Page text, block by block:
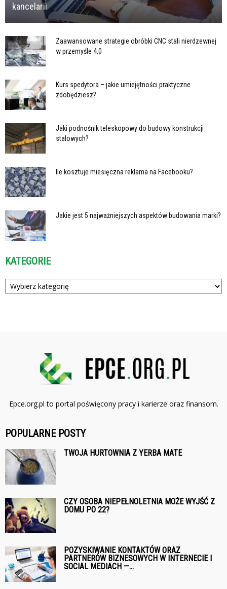
kancelarii
Zaawansowane strategie obróbki CNC stali nierdzewnej
w przemyśle 4.0
Kurs spedytora – jakie umiejętności praktyczne
zdobędziesz?
Jaki podnośnik teleskopowy do budowy konstrukcji
stalowych?
Ile kosztuje miesięczna reklama na Facebooku?
Jakie jest 5 najważniejszych aspektów budowania marki?
KATEGORIE
Kategorie
Epce.org.pl to portal poświęcony pracy i karierze oraz finansom.
POPULARNE POSTY
TWOJA HURTOWNIA Z YERBA MATE
CZY OSOBA NIEPEŁNOLETNIA MOŻE WYJŚĆ Z
DOMU PO 22?
POZYSKIWANIE KONTAKTÓW ORAZ
PARTNERÓW BIZNESOWYCH W INTERNECIE I
SOCIAL MEDIACH —...